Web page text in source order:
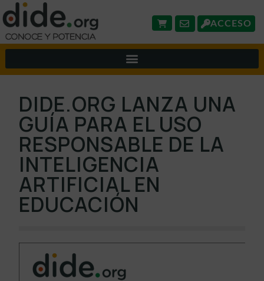
ACCESO
DIDE.ORG LANZA UNA
GUÍA PARA EL USO
RESPONSABLE DE LA
INTELIGENCIA
ARTIFICIAL EN
EDUCACIÓN